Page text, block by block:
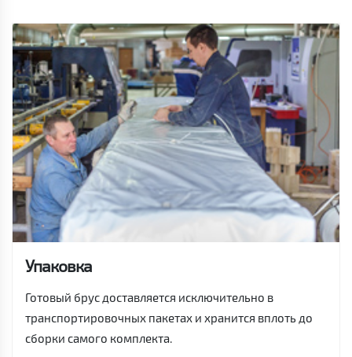
Упаковка
Готовый брус доставляется исключительно в
транспортировочных пакетах и хранится вплоть до
сборки самого комплекта.